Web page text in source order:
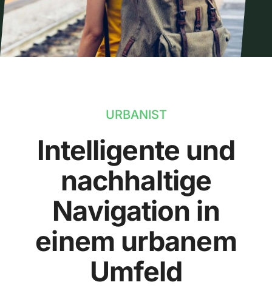
URBANIST
Intelligente und
nachhaltige
Navigation in
einem urbanem
Umfeld